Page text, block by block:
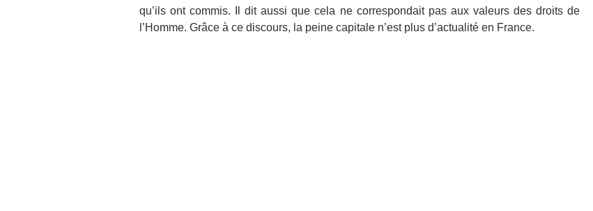
qu’ils ont commis. Il dit aussi que cela ne correspondait pas aux valeurs des droits de
l’Homme. Grâce à ce discours, la peine capitale n’est plus d’actualité en France.